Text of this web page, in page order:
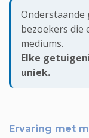
Onderstaande
bezoekers die
mediums.
Elke
uniek.
Ervaring met